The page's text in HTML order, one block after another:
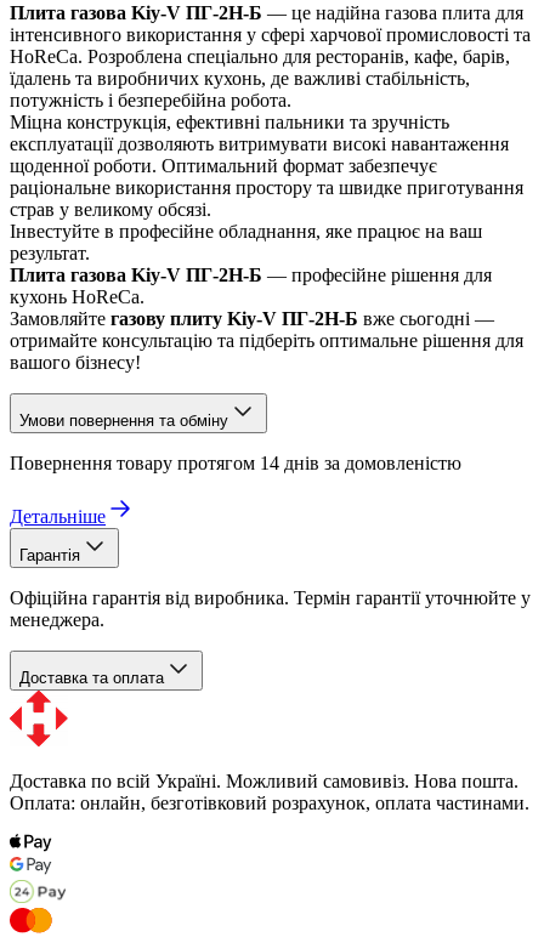
Плита газова Kiy-V ПГ-2Н-Б — це надійна газова плита для
інтенсивного використання у сфері харчової промисловості та
HoReCa. Розроблена спеціально для ресторанів, кафе, барів,
їдалень та виробничих кухонь, де важливі стабільність,
потужність і безперебійна робота.
Міцна конструкція, ефективні пальники та зручність
експлуатації дозволяють витримувати високі навантаження
щоденної роботи. Оптимальний формат забезпечує
раціональне використання простору та швидке приготування
страв у великому обсязі.
Інвестуйте в професійне обладнання, яке працює на ваш
результат.
Плита газова Kiy-V ПГ-2Н-Б — професійне рішення для
кухонь HoReCa.
Замовляйте газову плиту Kiy-V ПГ-2Н-Б вже сьогодні —
отримайте консультацію та підберіть оптимальне рішення для
вашого бізнесу!
Умови повернення та обміну
Повернення товару протягом 14 днів за домовленістю
Детальніше
Гарантія
Офіційна гарантія від виробника. Термін гарантії уточнюйте у
менеджера.
Доставка та оплата
Доставка по всій Україні. Можливий самовивіз. Нова пошта.
Оплата: онлайн, безготівковий розрахунок, оплата частинами.